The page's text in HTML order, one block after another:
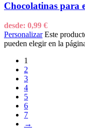
Chocolatinas para
desde: 0,99 €
Personalizar Este
pueden elegir en la
1
2
3
4
5
6
7
→